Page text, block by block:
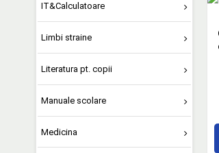
IT&Calculatoare
Limbi straine
Literatura pt. copii
Manuale scolare
Medicina